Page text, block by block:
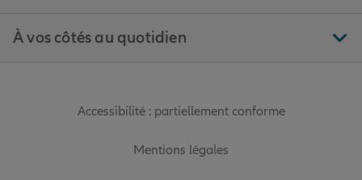
À vos côtés au quotidien
Accessibilité : partiellement conforme
Mentions légales